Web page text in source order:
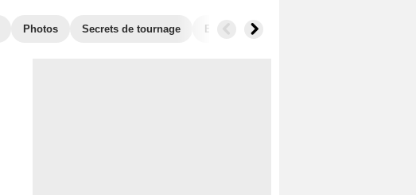
Photos Secrets de tournage Box Office